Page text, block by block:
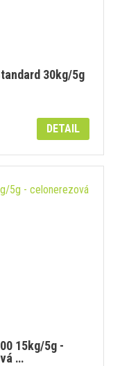
30kg/5g
DETAIL
15kg/5g -
…